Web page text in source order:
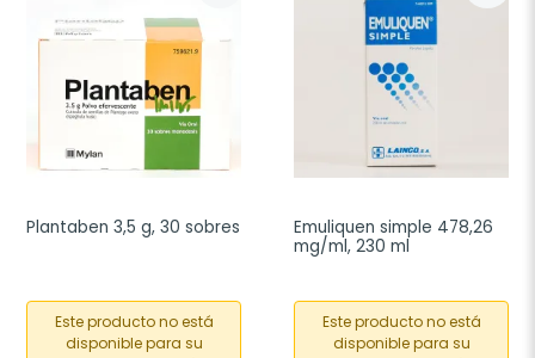
Plantaben 3,5 g, 30 sobres
Este producto no está
disponible para su
Emuliquen simple 478,26
mg/ml, 230 ml
Este producto no está
disponible para su